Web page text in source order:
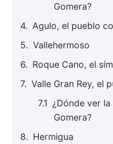
Gomera?
Agulo, el pueblo
Vallehermoso
Roque Cano, el
Valle Gran Rey, el
¿Dónde ver
Gomera?
Hermigua